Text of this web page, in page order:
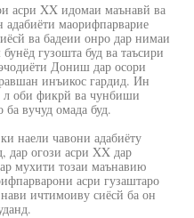
асри XX идомаи маънавй ва
адабиёти маорифпарварие
ва бадеии онро дар нимаи
гузошта буд ва таъсири
Дониш дар осори
инъикос гардид. Ин
л оби фикрй ва чунбиши
вучуд омада буд.
наели чавони адабиёту
дар огози асри XX дар
мухити тозаи маънавию
асри гузаштаро
ичтимоиву сиёсй ба он